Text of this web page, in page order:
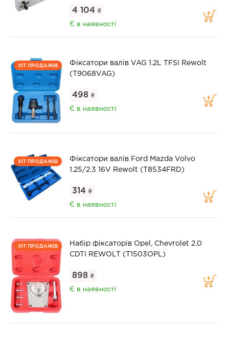
4 104 ₴
Є в наявності
ХІТ ПРОДАЖІВ
Фіксатори валів VAG 1.2L TFSI Rewolt
(T9068VAG)
498 ₴
Є в наявності
ХІТ ПРОДАЖІВ
Фіксатори валів Ford Mazda Volvo
1.25/2.3 16V Rewolt (T8534FRD)
314 ₴
Є в наявності
ХІТ ПРОДАЖІВ
Набір фіксаторів Opel, Chevrolet 2.0
CDTI REWOLT (T1503OPL)
898 ₴
Є в наявності